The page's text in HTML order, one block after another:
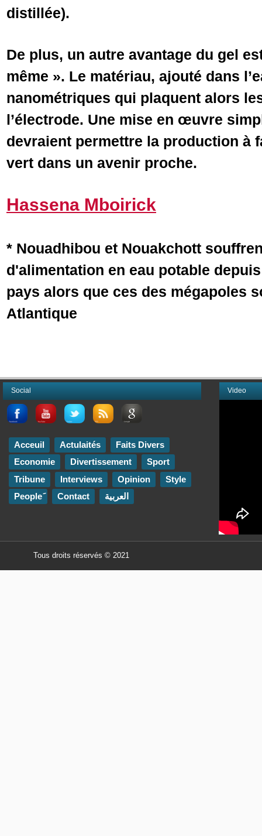
distillée).
De plus, un autre avantage du gel
même ». Le matériau, ajouté dans
nanométriques qui plaquent alors
l’électrode. Une mise en œuvre
devraient permettre la production à
vert dans un avenir proche.
Hassena Mboirick
* Nouadhibou et Nouakchott
d'alimentation en eau potable
pays alors que ces des mégapoles
Atlantique
Video
Social
Acceuil Actulaités
Faits Divers
Economie
Divertissement
Sport
Tribune
Interviews Opinion
Style
Contact العربية
Tous droits réservés © 2021